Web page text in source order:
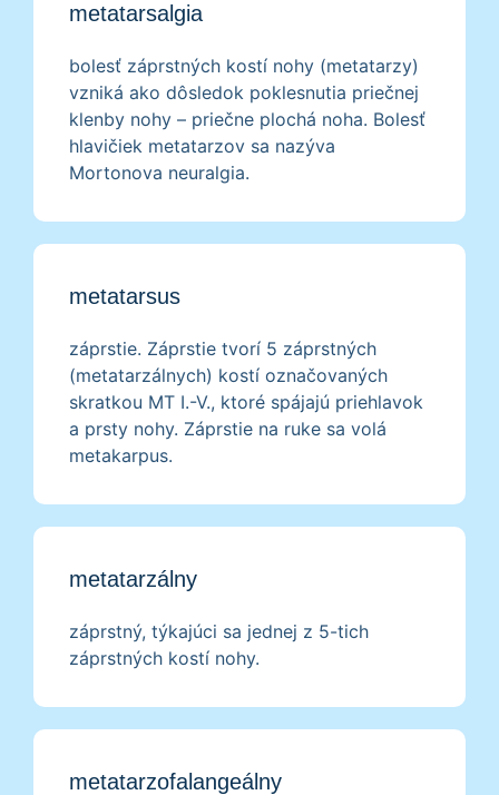
metatarsalgia
bolesť záprstných kostí nohy (metatarzy)
vzniká ako dôsledok poklesnutia priečnej
klenby nohy – priečne plochá noha. Bolesť
hlavičiek metatarzov sa nazýva
Mortonova neuralgia.
metatarsus
záprstie. Záprstie tvorí 5 záprstných
(metatarzálnych) kostí označovaných
skratkou MT I.-V., ktoré spájajú priehlavok
a prsty nohy. Záprstie na ruke sa volá
metakarpus.
metatarzálny
záprstný, týkajúci sa jednej z 5-tich
záprstných kostí nohy.
metatarzofalangeálny